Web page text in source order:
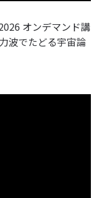
オンデマンド講
波でたどる宇宙論